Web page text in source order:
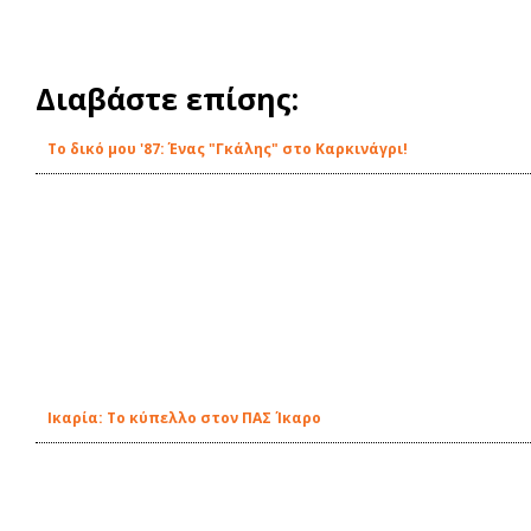
Διαβάστε επίσης:
Το δικό μου '87: Ένας "Γκάλης" στο Καρκινάγρι!
Ικαρία: Το κύπελλο στον ΠΑΣ Ίκαρο